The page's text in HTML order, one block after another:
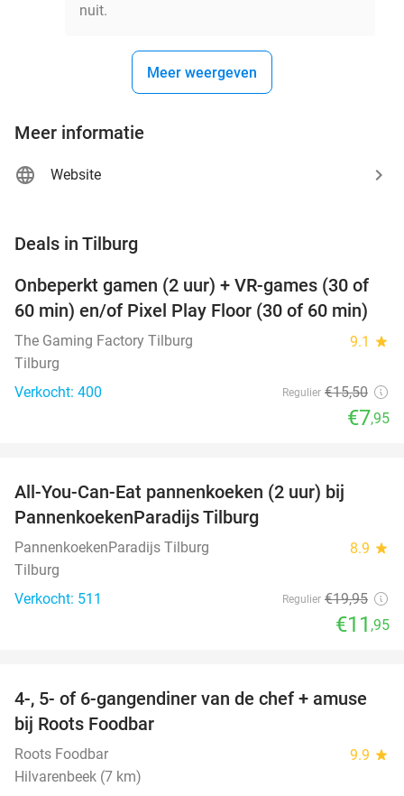
nuit.
Meer weergeven
Meer informatie
Website
Deals in Tilburg
49%
Onbeperkt gamen (2 uur) + VR-games (30 of
60 min) en/of Pixel Play Floor (30 of 60 min)
The Gaming Factory Tilburg 9.1 star
Tilburg
Verkocht: 400
Regulier €15,50
€7,95
All-You-Can-Eat pannenkoeken (2 uur) bij
PannenkoekenParadijs Tilburg
PannenkoekenParadijs Tilburg 8.9 star
Tilburg
Verkocht: 511
Regulier €19,95
€11 ,95
35%
4-, 5- of 6-gangendiner van de chef + amuse
bij Roots Foodbar
Roots Foodbar 9.9 star
Hilvarenbeek (7 km)